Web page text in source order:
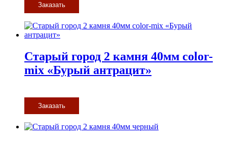
Заказать
Старый город 2 камня 40мм color-
mix «Бурый антрацит»
Заказать